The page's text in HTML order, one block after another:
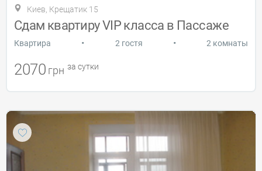
Киев, Крещатик 15
Сдам квартиру VIP класса в Пассаже
Квартира • 2 гостя • 2 комнаты
2070 грн за сутки